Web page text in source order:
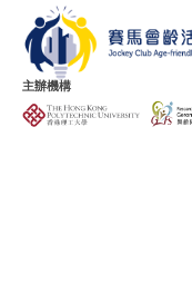
主辦機構